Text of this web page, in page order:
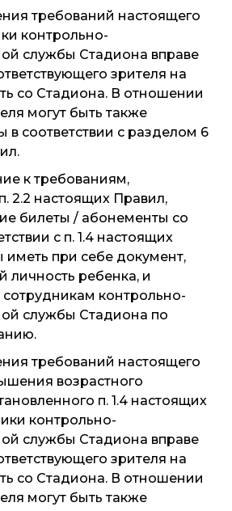
требований настоящего
контрольно-
службы Стадиона вправе
зрителя на
со Стадиона. В отношении
могут быть также
соответствии с разделом 6
к требованиям,
2.2 настоящих Правил,
билеты / абонементы со
с п. 1.4 настоящих
иметь при себе документ,
личность ребенка, и
сотрудникам контрольно-
службы Стадиона по
требований настоящего
возрастного
п. 1.4 настоящих
контрольно-
службы Стадиона вправе
зрителя на
со Стадиона. В отношении
могут быть также